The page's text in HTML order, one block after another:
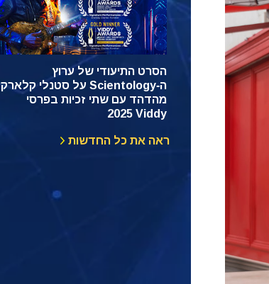
הסרט התיעודי של ערוץ
ה‑Scientology על סטנלי קלארק
מהדהד עם שתי זכיות בפרסי
Viddy ‏2025
ראה את כל החדשות